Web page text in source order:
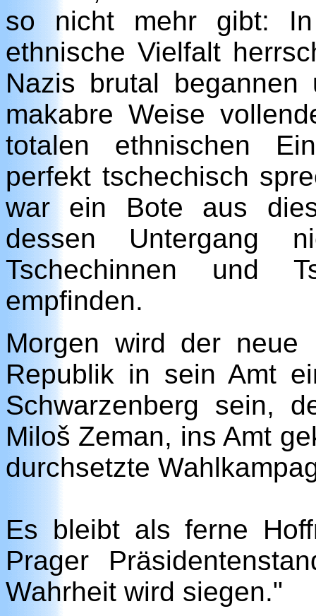
so nicht mehr gibt:
ethnische Vielfalt
Nazis brutal
makabre Weise
totalen ethnischen
perfekt tschechisch
war ein Bote aus
dessen Untergang
Tschechinnen und
empfinden.
Morgen wird der neue
Republik in sein Amt
Schwarzenberg sein,
Miloš Zeman, ins Amt
durchsetzte
Es bleibt als ferne
Prager
Wahrheit wird siegen."